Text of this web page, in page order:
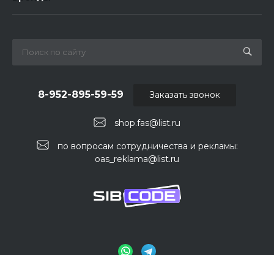
shop.fas@list.ru
8-952-895-59-59
по вопросам сотрудничества и рекламы:
oas_reklama@list.ru
Заказать звонок